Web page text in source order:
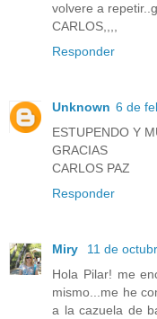
volvere a
CARLOS,,,,
Responder
Unknown 6 de
ESTUPENDO Y
GRACIAS
CARLOS PAZ
Responder
Miry
11 de
Hola Pilar! me
mismo...me he
a la cazuela de